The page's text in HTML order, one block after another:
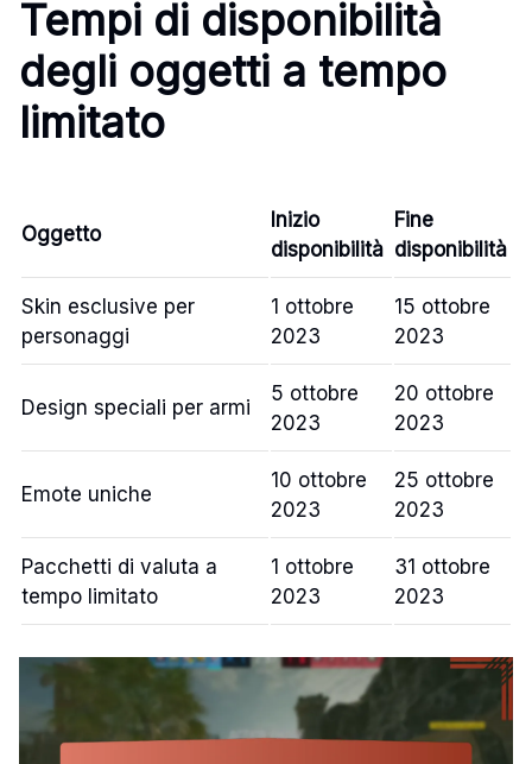
Tempi di disponibilità
degli oggetti a tempo
limitato
Oggetto
Inizio
disponibilità
Fine
disponibilità
Skin esclusive per
personaggi
1 ottobre
2023
15 ottobre
2023
Design speciali per armi
5 ottobre
2023
20 ottobre
2023
Emote uniche
10 ottobre
2023
25 ottobre
2023
Pacchetti di valuta a
tempo limitato
1 ottobre
2023
31 ottobre
2023